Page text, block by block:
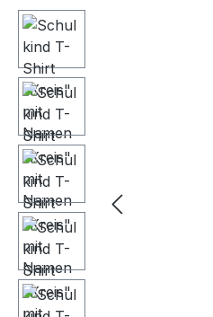
Bildergalerie überspringen